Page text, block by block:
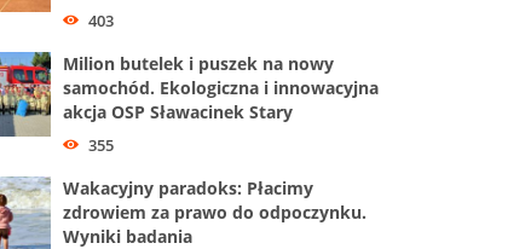
403
Milion butelek i puszek na nowy
samochód. Ekologiczna i innowacyjna
akcja OSP Sławacinek Stary
355
Wakacyjny paradoks: Płacimy
zdrowiem za prawo do odpoczynku.
Wyniki badania